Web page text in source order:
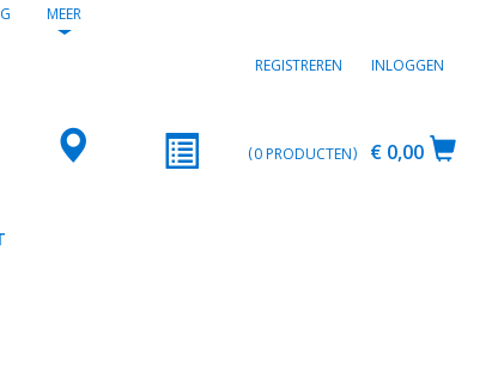
MEER
REGISTREREN INLOGGEN
€ 0,00
0PRODUCTEN